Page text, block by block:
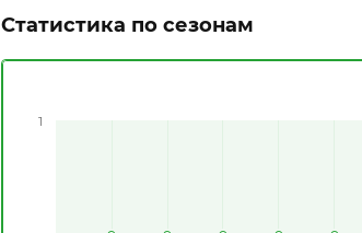
Статистика по сезонам
1